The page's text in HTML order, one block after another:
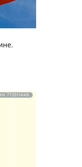
772511448.